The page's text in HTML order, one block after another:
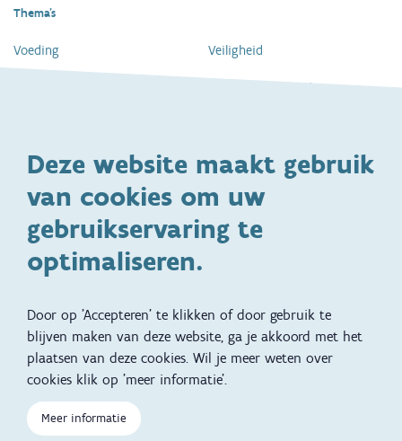
Deze website maakt gebruik
van cookies om uw
gebruikservaring te
optimaliseren.
Door op 'Accepteren' te klikken of door gebruik te
blijven maken van deze website, ga je akkoord met het
plaatsen van deze cookies. Wil je meer weten over
cookies klik op 'meer informatie'.
Meer informatie
Thema's
Voeding
Ontwikkeling en gedrag
Specifieke
ondersteuningsbehoefte
Zwangerschap en geboorte
Slapen
Veiligheid
Dagelijkse verzorging
Gezinsleven
Adoptie
Kinderwens
Voet
Kind en Gezin diensten
Aanbod tijdens de
zwangerschap
Vertalingen